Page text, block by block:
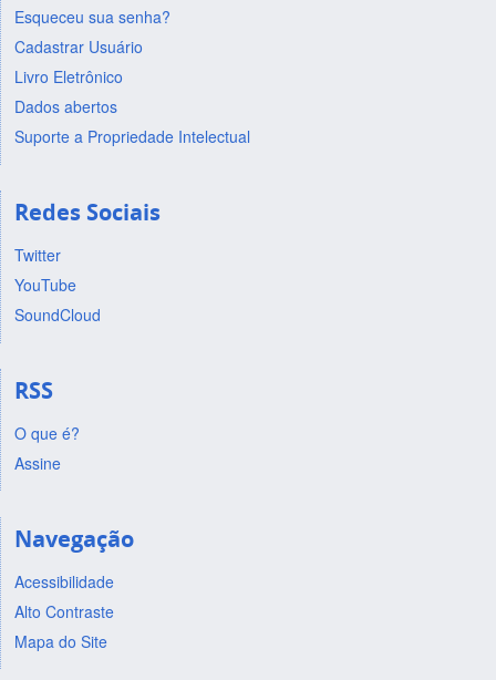
Esqueceu sua senha?
Cadastrar Usuário
Livro Eletrônico
Dados abertos
Suporte a Propriedade Intelectual
Redes Sociais
Twitter
YouTube
SoundCloud
RSS
O que é?
Assine
Navegação
Acessibilidade
Alto Contraste
Mapa do Site